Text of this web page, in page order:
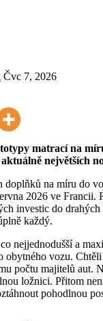
Čvc 7, 2026
největších
na míru do
2026 ve
investic do
každý.
obytného vozu.
počtu majitelů aut.
ložnici. Přitom
pohodlnou